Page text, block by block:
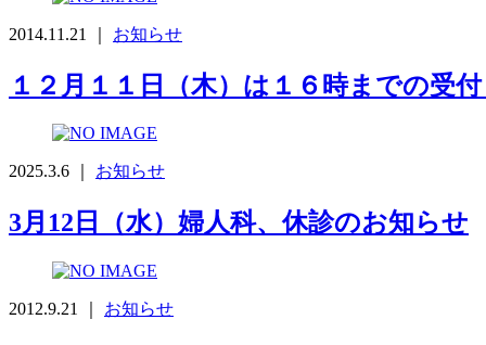
2014.11.21 ｜ お知らせ
１２月１１日（木）は１６時までの受
2025.3.6 ｜ お知らせ
3月12日（水）婦人科、休診のお知らせ
2012.9.21 ｜ お知らせ